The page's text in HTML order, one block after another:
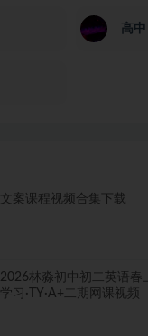
高中
文案课程视频合集下载
2026林淼初中初二英语春
学习·TY·A+二期网课视频